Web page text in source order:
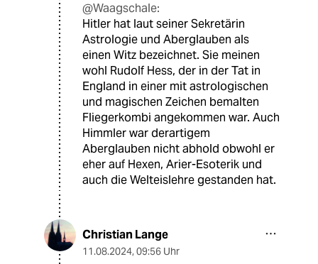
@Waagschale:
Hitler hat laut seiner Sekretärin
Astrologie und Aberglauben als
einen Witz bezeichnet. Sie meinen
wohl Rudolf Hess, der in der Tat in
England in einer mit astrologischen
und magischen Zeichen bemalten
Fliegerkombi angekommen war. Auch
Himmler war derartigem
Aberglauben nicht abhold obwohl er
eher auf Hexen, Arier-Esoterik und
auch die Welteislehre gestanden hat.
Christian Lange
11.08.2024, 09:56 Uhr